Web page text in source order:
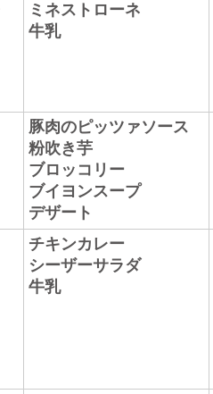
ミネストローネ
牛乳
豚肉のピッツァソース
粉吹き芋
ブロッコリー
ブイヨンスープ
デザート
チキンカレー
シーザーサラダ
牛乳